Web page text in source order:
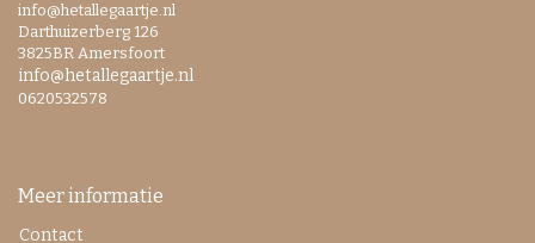
info@hetallegaartje.nl
Darthuizerberg 126
3825BR Amersfoort
info@hetallegaartje.nl
0620532578
Meer informatie
Contact